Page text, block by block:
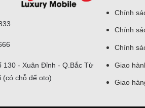
- Xuân Đỉnh - Q.Bắc Từ
(có chỗ để oto)
Chính
Chính
Chính
Giao
Giao